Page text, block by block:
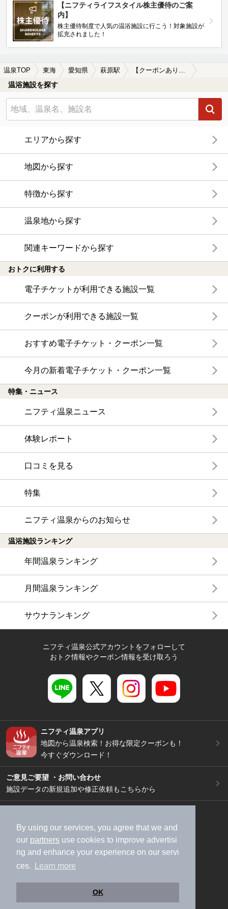
By using our services, you agree that we and
our partners use cookies to improve advertisi
ng and enhance your experience on our servi
ces.
Learn more
OK
【ニフティライフスタイル株主優待のご案
内】
株主優待制度で人気の温浴施設に行こう！対象施設が
拡充されました！
温泉TOP 東海 愛知県 萩原駅
温浴施設を探す
エリアから探す
地図から探す
特徴から探す
温泉地から探す
関連キーワードから探す
おトクに利用する
電子チケットが利用できる施設一覧
クーポンが利用できる施設一覧
おすすめ電子チケット・クーポン一覧
今月の新着電子チケット・クーポン一覧
特集・ニュース
ニフティ温泉ニュース
体験レポート
口コミを見る
特集
ニフティ温泉からのお知らせ
温浴施設ランキング
年間温泉ランキング
月間温泉ランキング
サウナランキング
ニフティ温泉公式アカウントをフォローして
おトク情報やクーポン情報を受け取ろう
ニフティ温泉アプリ
地図から温泉検索！お得な限定クーポンも！
今すぐダウンロード！
ご意見ご要望 ・お問い合わせ
施設データの新規追加や修正依頼もこちらから
加盟店募集（資料請求）
広告出稿のご案内
利用規約
ライフスタイルMEMBERS+規約
特定商取引法に基づく表記
ヘルプ
採用情報
運営会社